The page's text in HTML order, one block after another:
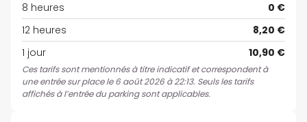
8 heures
0 €
12 heures
8,20 €
1 jour
10,90 €
Ces tarifs sont mentionnés à titre indicatif et correspondent à
une entrée sur place le 6 août 2026 à 22:13. Seuls les tarifs
affichés à l’entrée du parking sont applicables.